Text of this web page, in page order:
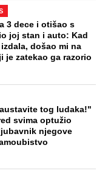
3 dece i otišao s
joj stan i auto: Kad
došao mi na
je zatekao ga razorio
tog ludaka!"
svima optužio
njegove